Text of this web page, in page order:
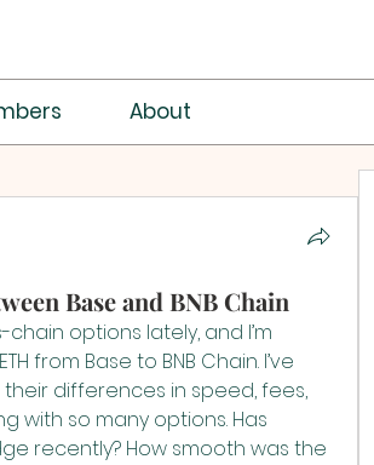
About
Base and BNB Chain
options lately, and I’m
from Base to BNB Chain. I’ve
differences in speed, fees,
with so many options. Has
recently? How smooth was the